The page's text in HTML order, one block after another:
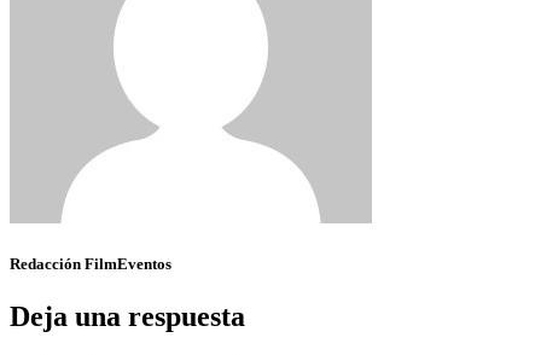
Redacción FilmEventos
Deja una respuesta